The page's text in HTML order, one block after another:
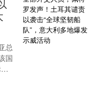
总
国